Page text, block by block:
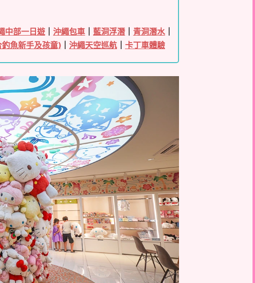
中部一日遊｜沖繩包車 ｜藍洞浮潛 青洞潛水｜
魚新手及孩童) 沖繩天空巡航 卡丁車體驗